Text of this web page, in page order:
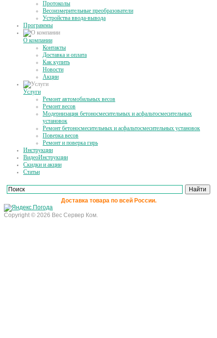
Протоколы
Весоизмерительные преобразователи
Устройства ввода-вывода
Программы
О компании
Контакты
Доставка и оплата
Как купить
Новости
Акции
Услуги
Ремонт автомобильных весов
Ремонт весов
Модернизация бетоносмесительных и асфальтосмесительных
установок
Ремонт бетоносмесительных и асфальтосмесительных установок
Поверка весов
Ремонт и поверка гирь
Инструкции
ВидеоИнструкции
Скидки и акции
Статьи
Доставка товара по всей России.
Copyright © 2026 Вес Сервер Ком.